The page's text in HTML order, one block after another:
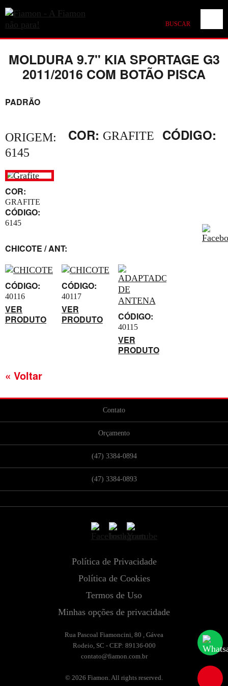
BUSCAR
MOLDURA 9.7" KIA SPORTAGE G3
2011/2016 COM BOTÃO PISCA
PADRÃO
ORIGEM: COR: GRAFITE CÓDIGO:
6145
COR:
GRAFITE
CÓDIGO:
6145
CHICOTE / ANT:
CÓDIGO:
40116
VER
PRODUTO
CÓDIGO:
40117
VER
PRODUTO
CÓDIGO:
40115
VER
PRODUTO
« Voltar
Contato
Orçamento
(47) 3384-0894
(47) 3384-0893
Política de Privacidade
Política de Cookies
Termos de Uso
Minhas opções de privacidade
Rua Pascoal Fiamoncini, 80 , Gávea
Rodeio, SC - CEP: 89136-000
contato@fiamon.com.br
© 2026 Fiamon. All rights reserved.